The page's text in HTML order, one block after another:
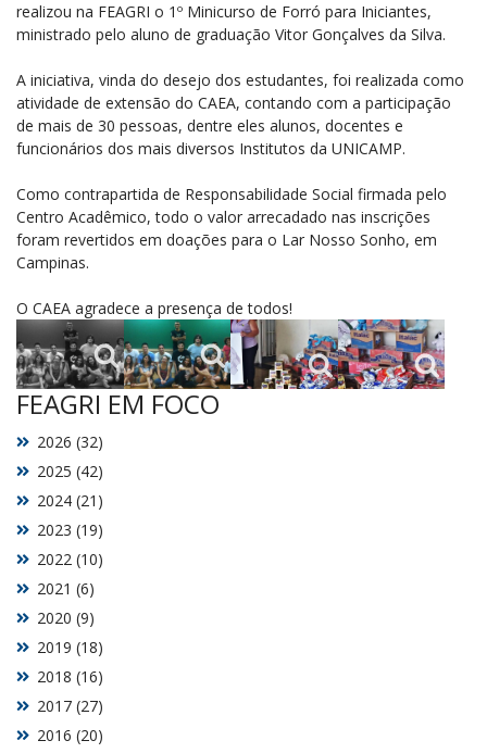
realizou na FEAGRI o 1º Minicurso de Forró para Iniciantes,
ministrado pelo aluno de graduação Vitor Gonçalves da Silva.
A iniciativa, vinda do desejo dos estudantes, foi realizada como
atividade de extensão do CAEA, contando com a participação
de mais de 30 pessoas, dentre eles alunos, docentes e
funcionários dos mais diversos Institutos da UNICAMP.
Como contrapartida de Responsabilidade Social firmada pelo
Centro Acadêmico, todo o valor arrecadado nas inscrições
foram revertidos em doações para o Lar Nosso Sonho, em
Campinas.
O CAEA agradece a presença de todos!
FEAGRI EM FOCO
2016 (20)
2017 (27)
2018 (16)
2019 (18)
2020 (9)
2021 (6)
2022 (10)
2023 (19)
2024 (21)
2025 (42)
2026 (32)